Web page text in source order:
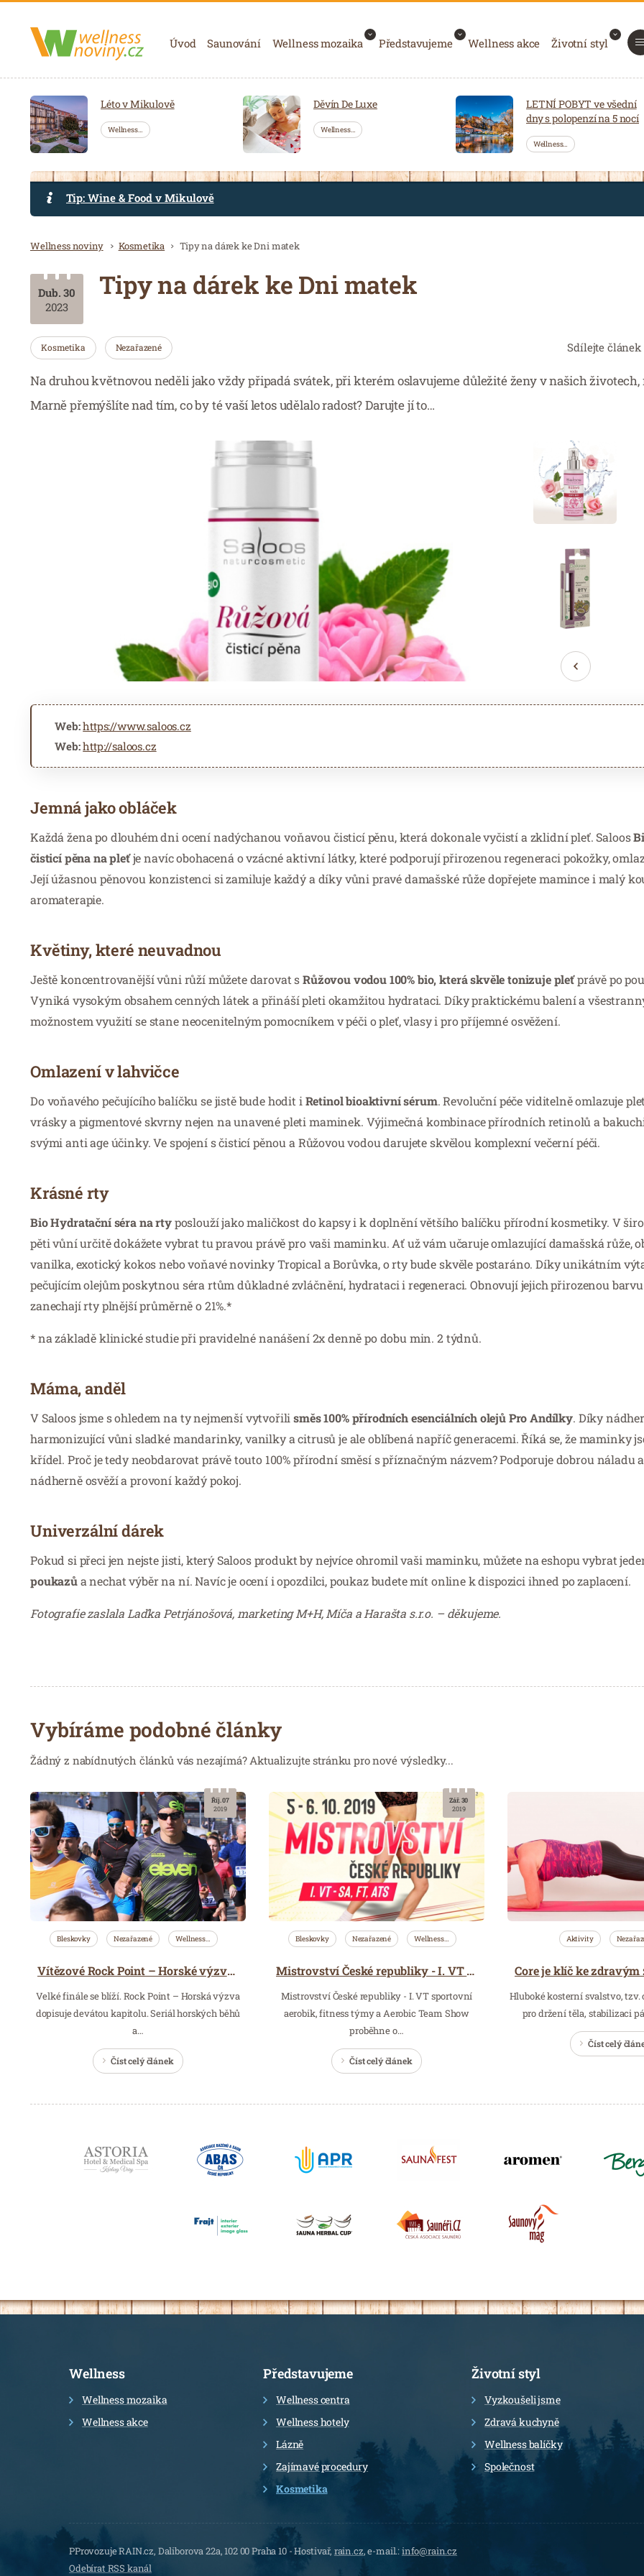
Navigace
Úvod Saunování Wellness mozaika Představujeme Wellness akce Životní styl
Léto v Mikulově
Wellness…
Děvín De Luxe
Wellness…
LETNÍ POBYT ve všední
dny s polopenzí na 5 nocí
Wellness…
Tip: Wine & Food v Mikulově
Drobečková navigace
Wellness noviny Kosmetika Tipy na dárek ke Dni matek
Dub. 30
2023
Tipy na dárek ke Dni matek
Sdílejte článek
Kosmetika Nezařazené
Na druhou květnovou neděli jako vždy připadá svátek, při kterém oslavujeme důležité ženy v našich
Marně přemýšlíte nad tím, co by té vaší letos udělalo radost? Darujte jí to…
Web:https://www.saloos.cz
Web:http://saloos.cz
Jemná jako obláček
Každá žena po dlouhém dni ocení nadýchanou voňavou čisticí pěnu, která dokonale vyčistí a zklidní pleť. Saloos
čisticí pěna na pleťje navíc obohacená o vzácné aktivní látky, které podporují přirozenou regeneraci pokožky,
Její úžasnou pěnovou konzistenci si zamiluje každý a díky vůni pravé damašské růže dopřejete mamince i malý
aromaterapie.
Květiny, které neuvadnou
Ještě koncentrovanější vůni růží můžete darovat sRůžovou vodou 100% bio, která skvěle tonizuje pleťprávě po
Vyniká vysokým obsahem cenných látek a přináší pleti okamžitou hydrataci. Díky praktickému balení a
možnostem využití se stane neocenitelným pomocníkem v péči o pleť, vlasy i pro příjemné osvěžení.
Omlazení v lahvičce
Do voňavého pečujícího balíčku se jistě bude hodit i Retinol bioaktivní sérum. Revoluční péče viditelně omlazuje
vrásky a pigmentové skvrny nejen na unavené pleti maminek. Výjimečná kombinace přírodních retinolů a
svými anti age účinky. Ve spojení s čisticí pěnou a Růžovou vodou darujete skvělou komplexní večerní péči.
Krásné rty
Bio Hydratační séra na rtyposlouží jako maličkost do kapsy i k doplnění většího balíčku přírodní kosmetiky. V
pěti vůní určitě dokážete vybrat tu pravou právě pro vaši maminku. Ať už vám učaruje omlazující damašská růže,
vanilka, exotický kokos nebo voňavé novinky Tropical a Borůvka, o rty bude skvěle postaráno. Díky unikátním
pečujícím olejům poskytnou séra rtům důkladné zvláčnění, hydrataci i regeneraci. Obnovují jejich přirozenou
zanechají rty plnější průměrně o 21%.*
* na základě klinické studie při pravidelné nanášení 2x denně po dobu min. 2 týdnů.
Máma, anděl
V Saloos jsme s ohledem na ty nejmenší vytvořilisměs 100% přírodních esenciálních olejů Pro Andílky. Díky
harmonizující vůni sladké mandarinky, vanilky a citrusů je ale oblíbená napříč generacemi. Říká se, že maminky
křídel. Proč je tedy neobdarovat právě touto 100% přírodní směsí s příznačným názvem? Podporuje dobrou náladu
nádherně osvěží a provoní každý pokoj.
Univerzální dárek
Pokud si přeci jen nejste jisti, který Saloos produkt by nejvíce ohromil vaši maminku, můžete na eshopu vybrat
poukazůa nechat výběr na ní. Navíc je ocení i opozdilci, poukaz budete mít online k dispozici ihned po zaplacení.
Fotografie zaslala Laďka Petrjánošová, marketing M+H, Míča a Harašta s.r.o. – děkujeme.
Vybíráme podobné články
Žádný z nabídnutých článků vás nezajímá? Aktualizujte stránku pro nové výsledky...
Bleskovky Nezařazené Wellness…
Vítězové Rock Point – Horské výzvy míří na Pálavu
Velké finále se blíží. Rock Point – Horská výzva
dopisuje devátou kapitolu. Seriál horských běhů
a…
Číst celý článek
Říj. 07
2019
Bleskovky Nezařazené Wellness…
Mistrovství České republiky - I. VT - SA, FT, ATS - Praha
Mistrovství České republiky - I. VT sportovní
aerobik, fitness týmy a Aerobic Team Show
proběhne o…
Číst celý článek
Zář. 30
2019
Aktivity
Hluboké kosterní svalstvo, tzv.
pro držení těla, stabilizaci
Číst celý
Informace
Wellness
Wellness mozaika
Wellness akce
Představujeme
Wellness centra
Wellness hotely
Lázně
Zajímavé procedury
Kosmetika
Životní styl
Vyzkoušeli jsme
Zdravá kuchyně
Wellness balíčky
Společnost
PProvozuje RAIN.cz, Daliborova 22a, 102 00 Praha 10 - Hostivař, rain.cz, e-mail.:info@rain.cz
Odebírat RSS kanál